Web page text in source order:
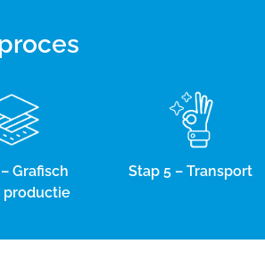
Grafisch
productie
Stap 5 – Transport